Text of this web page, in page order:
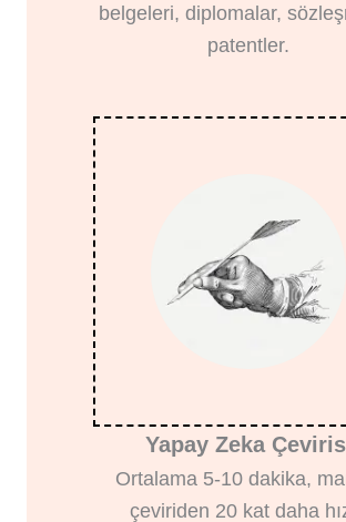
belgeleri, diplomalar,
patentler.
Yapay Zeka
Ortalama 5-10 dakika,
çeviriden 20 kat daha